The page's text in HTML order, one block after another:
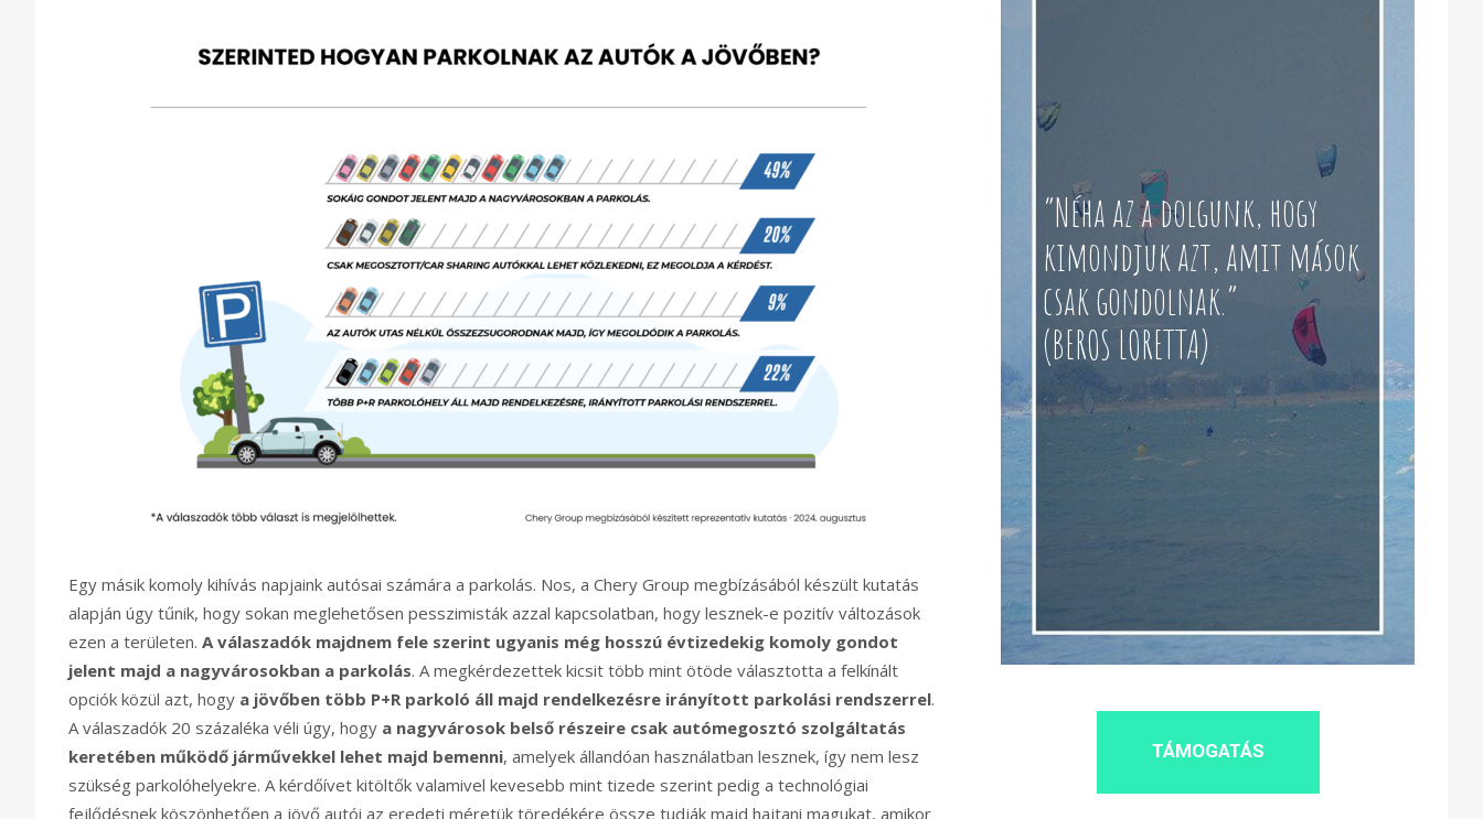
Egy másik komoly kihívás napjaink autósai számára a parkolás. Nos, a Chery Group megbízásából készült kutatás
alapján úgy tűnik, hogy sokan meglehetősen pesszimisták azzal kapcsolatban, hogy lesznek-e pozitív változások
ezen a területen. A válaszadók majdnem fele szerint ugyanis még hosszú évtizedekig komoly gondot
jelent majd a nagyvárosokban a parkolás. A megkérdezettek kicsit több mint ötöde választotta a felkínált
opciók közül azt, hogy a jövőben több P+R parkoló áll majd rendelkezésre irányított parkolási rendszerrel.
A válaszadók 20 százaléka véli úgy, hogy a nagyvárosok belső részeire csak autómegosztó szolgáltatás
keretében működő járművekkel lehet majd bemenni, amelyek állandóan használatban lesznek, így nem lesz
szükség parkolóhelyekre. A kérdőívet kitöltők valamivel kevesebb mint tizede szerint pedig a technológiai
fejlődésnek köszönhetően a jövő autói az eredeti méretük töredékére össze tudják majd hajtani magukat, amikor
“Néha az a dolgunk, hogy
kimondjuk azt, amit mások
csak gondolnak.”
(BEROS LORETTA)
TÁMOGATÁS